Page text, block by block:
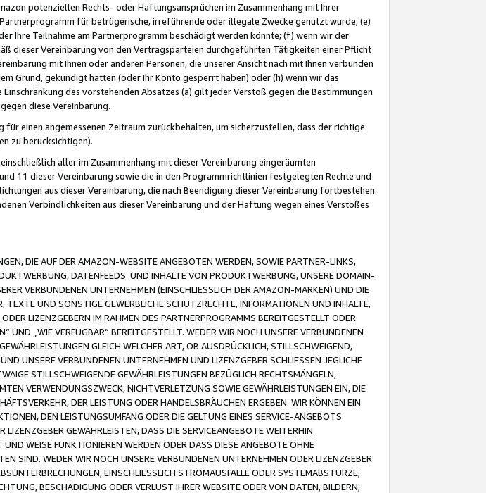
potenziellen Rechts- oder Haftungsansprüchen im Zusammenhang mit Ihrer
für betrügerische, irreführende oder illegale Zwecke genutzt wurde; (e)
Ihre Teilnahme am Partnerprogramm beschädigt werden könnte; (f) wenn wir der
dieser Vereinbarung von den Vertragsparteien durchgeführten Tätigkeiten einer Pflicht
mit Ihnen oder anderen Personen, die unserer Ansicht nach mit Ihnen verbunden
Grund, gekündigt hatten (oder Ihr Konto gesperrt haben) oder (h) wenn wir das
des vorstehenden Absatzes (a) gilt jeder Verstoß gegen die Bestimmungen
diese Vereinbarung.
einen angemessenen Zeitraum zurückbehalten, um sicherzustellen, dass der richtige
zu berücksichtigen).
aller im Zusammenhang mit dieser Vereinbarung eingeräumten
11 dieser Vereinbarung sowie die in den Programmrichtlinien festgelegten Rechte und
aus dieser Vereinbarung, die nach Beendigung dieser Vereinbarung fortbestehen.
Verbindlichkeiten aus dieser Vereinbarung und der Haftung wegen eines Verstoßes
DIE AUF DER AMAZON-WEBSITE ANGEBOTEN WERDEN, SOWIE PARTNER-LINKS,
DATENFEEDS UND INHALTE VON PRODUKTWERBUNG, UNSERE DOMAIN-
VERBUNDENEN UNTERNEHMEN (EINSCHLIESSLICH DER AMAZON-MARKEN) UND DIE
UND SONSTIGE GEWERBLICHE SCHUTZRECHTE, INFORMATIONEN UND INHALTE,
LIZENZGEBERN IM RAHMEN DES PARTNERPROGRAMMS BEREITGESTELLT ODER
UND „WIE VERFÜGBAR“ BEREITGESTELLT. WEDER WIR NOCH UNSERE VERBUNDENEN
GLEICH WELCHER ART, OB AUSDRÜCKLICH, STILLSCHWEIGEND,
UNSERE VERBUNDENEN UNTERNEHMEN UND LIZENZGEBER SCHLIESSEN JEGLICHE
STILLSCHWEIGENDE GEWÄHRLEISTUNGEN BEZÜGLICH RECHTSMÄNGELN,
VERWENDUNGSZWECK, NICHTVERLETZUNG SOWIE GEWÄHRLEISTUNGEN EIN, DIE
DER LEISTUNG ODER HANDELSBRÄUCHEN ERGEBEN. WIR KÖNNEN EIN
DEN LEISTUNGSUMFANG ODER DIE GELTUNG EINES SERVICE-ANGEBOTS
GEWÄHRLEISTEN, DASS DIE SERVICEANGEBOTE WEITERHIN
WEISE FUNKTIONIEREN WERDEN ODER DASS DIESE ANGEBOTE OHNE
SIND. WEDER WIR NOCH UNSERE VERBUNDENEN UNTERNEHMEN ODER LIZENZGEBER
EINSCHLIESSLICH STROMAUSFÄLLE ODER SYSTEMABSTÜRZE;
BESCHÄDIGUNG ODER VERLUST IHRER WEBSITE ODER VON DATEN, BILDERN,